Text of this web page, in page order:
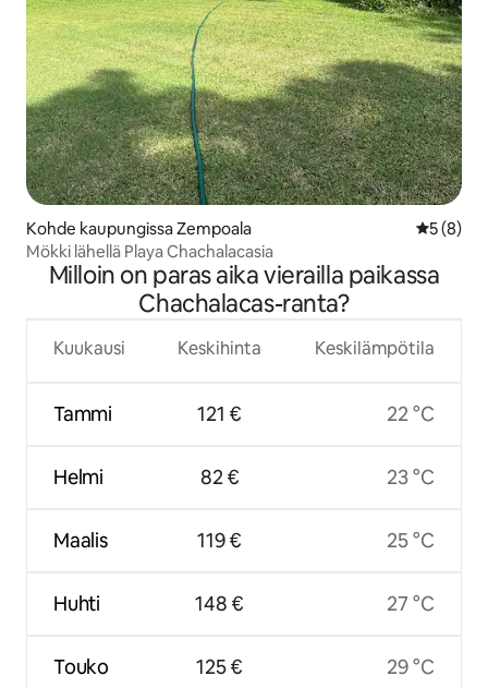
Kohde kaupungissa Zempoala
5 (8)
Mökki lähellä Playa Chachalacasia
Milloin on paras aika vierailla paikassa
Chachalacas-ranta?
Kuukausi
Tammi
Helmi
Maalis
Huhti
Touko
Keskihinta
121 €
82 €
119 €
148 €
125 €
Keskilämpötila
22 °C
23 °C
25 °C
27 °C
29 °C